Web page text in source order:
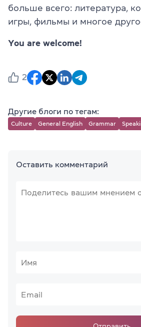
больше всего: литература,
игры, фильмы и многое
You are welcome!
2
Другие блоги по тегам:
Culture General English Grammar
Оставить комментарий